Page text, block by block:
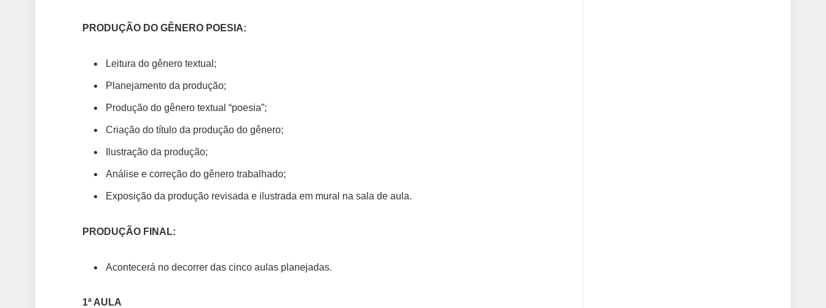
PRODUÇÃO DO GÊNERO POESIA:
Leitura do gênero textual;
Planejamento da produção;
Produção do gênero textual “poesia”;
Criação do título da produção do gênero;
Ilustração da produção;
Análise e correção do gênero trabalhado;
Exposição da produção revisada e ilustrada em mural na sala de aula.
PRODUÇÃO FINAL:
Acontecerá no decorrer das cinco aulas planejadas.
1ª AULA